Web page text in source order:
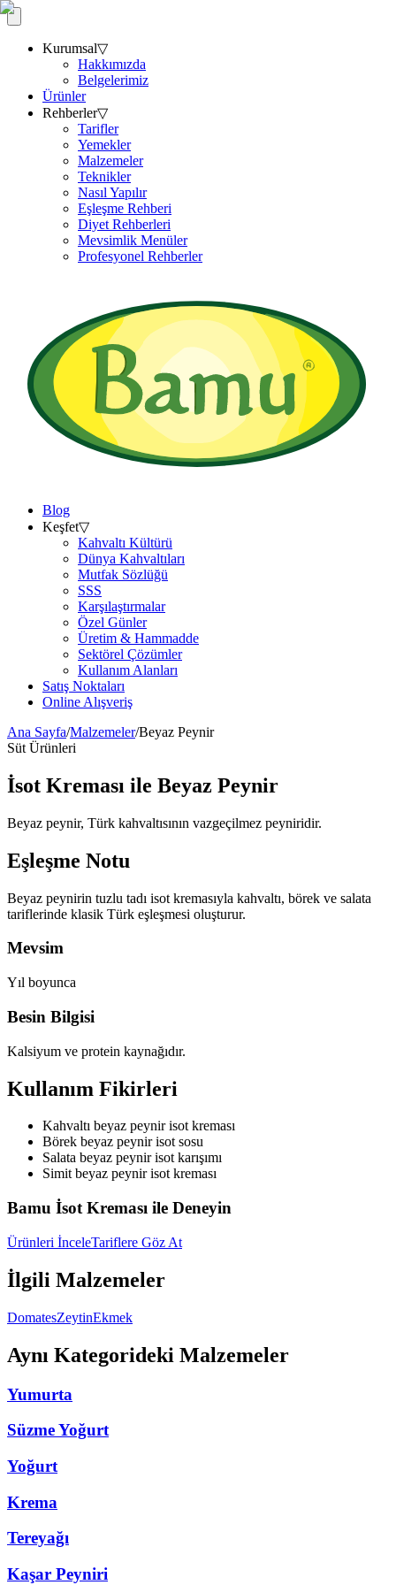
Kurumsal▽
Hakkımızda
Belgelerimiz
Ürünler
Rehberler▽
Tarifler
Yemekler
Malzemeler
Teknikler
Nasıl Yapılır
Eşleşme Rehberi
Diyet Rehberleri
Mevsimlik Menüler
Profesyonel Rehberler
Blog
Keşfet▽
Kahvaltı Kültürü
Dünya Kahvaltıları
Mutfak Sözlüğü
SSS
Karşılaştırmalar
Özel Günler
Üretim & Hammadde
Sektörel Çözümler
Kullanım Alanları
Satış Noktaları
Online Alışveriş
Ana Sayfa/Malzemeler/Beyaz Peynir
Süt Ürünleri
İsot Kreması ile Beyaz Peynir
Beyaz peynir, Türk kahvaltısının vazgeçilmez peyniridir.
Eşleşme Notu
Beyaz peynirin tuzlu tadı isot kremasıyla kahvaltı, börek ve salata
tariflerinde klasik Türk eşleşmesi oluşturur.
Mevsim
Yıl boyunca
Besin Bilgisi
Kalsiyum ve protein kaynağıdır.
Kullanım Fikirleri
Kahvaltı beyaz peynir isot kreması
Börek beyaz peynir isot sosu
Salata beyaz peynir isot karışımı
Simit beyaz peynir isot kreması
Bamu İsot Kreması ile Deneyin
Ürünleri İnceleTariflere Göz At
İlgili Malzemeler
DomatesZeytinEkmek
Aynı Kategorideki Malzemeler
Yumurta
Süzme Yoğurt
Yoğurt
Krema
Tereyağı
Kaşar Peyniri